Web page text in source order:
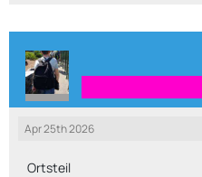
Apr 25th 2026
Ortsteil